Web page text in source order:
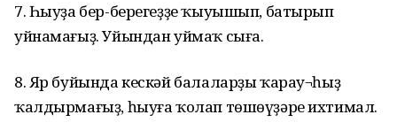
7. Һыуҙа бер-берегеҙҙе ҡыуышып, батырып
уйнамағыҙ. Уйындан уймаҡ сыға.
8. Яр буйында кескәй балаларҙы ҡарау¬һыҙ
ҡалдырмағыҙ, һыуға ҡолап төшөүҙәре ихтимал.